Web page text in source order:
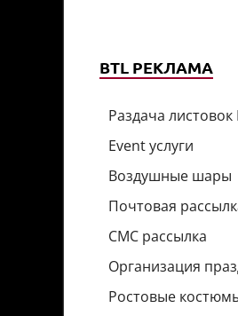
BTL РЕКЛАМА
Раздача
Event услуги
Воздушные шары
Почтовая
СМС рассылка
Организация
Ростовые